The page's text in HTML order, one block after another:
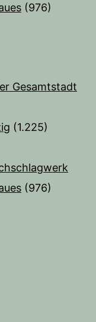
(976)
Gesamtstadt
(1.225)
(976)